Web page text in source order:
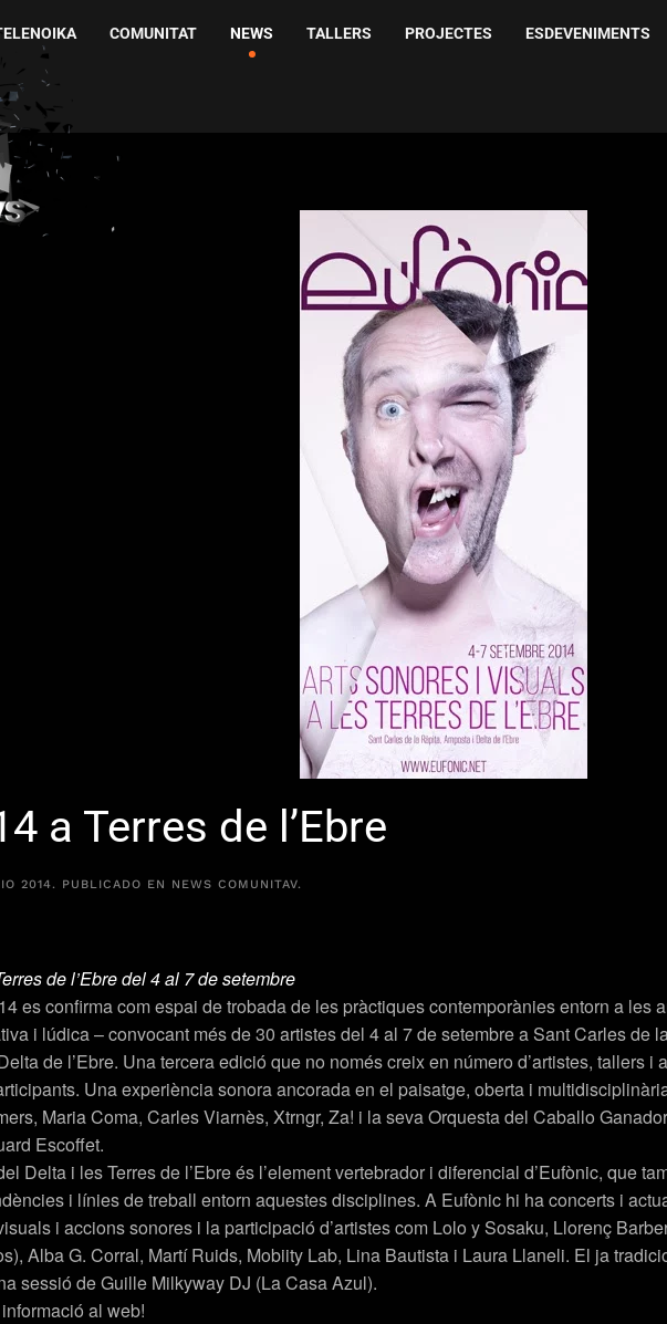
COMUNITAT NEWS TALLERS PROJECTES ESDEVENIMENTS
a Terres de l’Ebre
2014. PUBLICADO EN NEWS COMUNITAV.
de l’Ebre del 4 al 7 de setembre
es confirma com espai de trobada de les pràctiques contemporànies entorn a
i lúdica – convocant més de 30 artistes del 4 al 7 de setembre a Sant Carles de
de l’Ebre. Una tercera edició que no només creix en número d’artistes, tallers
Una experiència sonora ancorada en el paisatge, oberta i
Maria Coma, Carles Viarnès, Xtrngr, Za! i la seva Orquesta del Caballo
Escoffet.
Delta i les Terres de l’Ebre és l’element vertebrador i diferencial d’Eufònic, que
i línies de treball entorn aquestes disciplines. A Eufònic hi ha concerts i
i accions sonores i la participació d’artistes com Lolo y Sosaku, Llorenç
Alba G. Corral, Martí Ruids, Mobiity Lab, Lina Bautista i Laura Llaneli. El ja
sessió de Guille Milkyway DJ (La Casa Azul).
al web!